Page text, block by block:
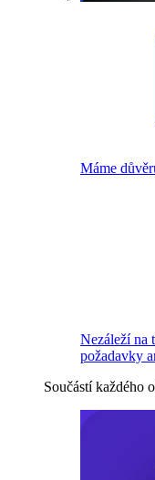
Máme
Nezáleží na
požadavky
Součástí každého